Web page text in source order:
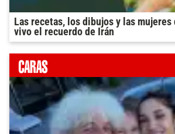
Las recetas, los dibujos y las mujeres
vivo el recuerdo de Irán